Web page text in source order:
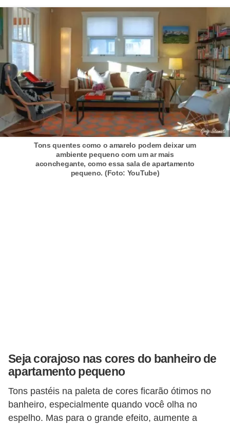
Tons quentes como o amarelo podem deixar um
ambiente pequeno com um ar mais
aconchegante, como essa sala de apartamento
pequeno. (Foto: YouTube)
Seja corajoso nas cores do banheiro de
apartamento pequeno
Tons pastéis na paleta de cores ficarão ótimos no
banheiro, especialmente quando você olha no
espelho. Mas para o grande efeito, aumente a